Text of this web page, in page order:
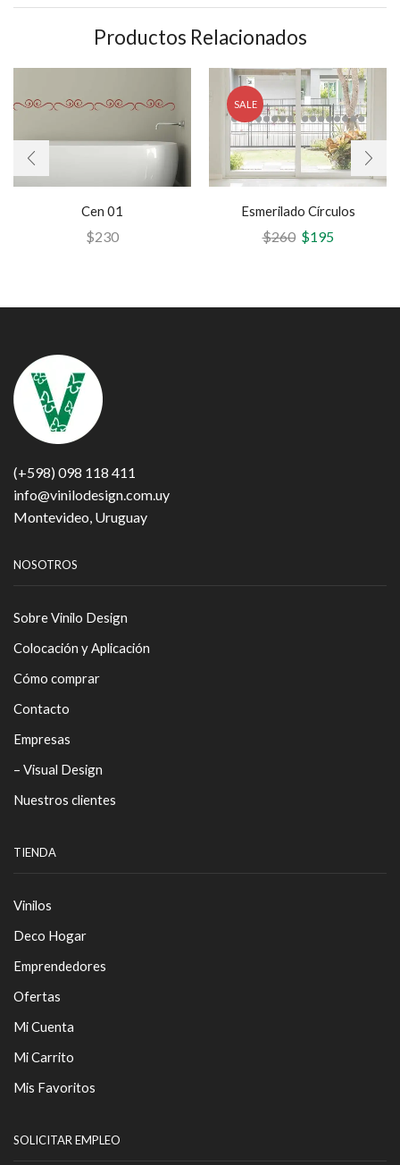
Productos Relacionados
Cen 01
$230
SALE
Esmerilado Círculos
$260 $195
(+598) 098 118 411
info@vinilodesign.com.uy
Montevideo, Uruguay
NOSOTROS
Sobre Vinilo Design
Colocación y Aplicación
Cómo comprar
Contacto
Empresas
– Visual Design
Nuestros clientes
TIENDA
Vinilos
Deco Hogar
Emprendedores
Ofertas
Mi Cuenta
Mi Carrito
Mis Favoritos
SOLICITAR EMPLEO